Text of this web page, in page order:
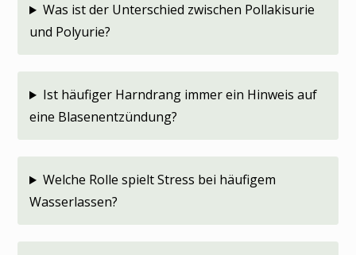
Was ist der Unterschied zwischen Pollakisurie
und Polyurie?
Ist häufiger Harndrang immer ein Hinweis auf
eine Blasenentzündung?
Welche Rolle spielt Stress bei häufigem
Wasserlassen?